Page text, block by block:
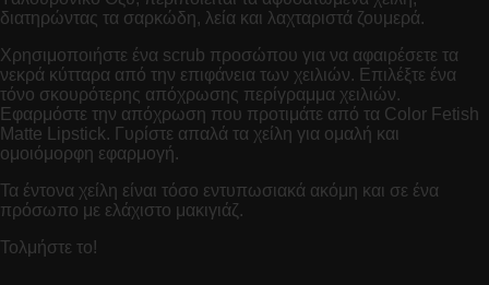
διατηρώντας τα σαρκώδη, λεία και λαχταριστά ζουμερά.
Χρησιμοποιήστε ένα scrub προσώπου για να αφαιρέσετε τα
νεκρά κύτταρα από την επιφάνεια των χειλιών. Επιλέξτε ένα
τόνο σκουρότερης απόχρωσης περίγραμμα χειλιών.
Εφαρμόστε την απόχρωση που προτιμάτε από τα Color Fetish
Matte Lipstick. Γυρίστε απαλά τα χείλη για ομαλή και
ομοιόμορφη εφαρμογή.
Τα έντονα χείλη είναι τόσο εντυπωσιακά ακόμη και σε ένα
πρόσωπο με ελάχιστο μακιγιάζ.
Τολμήστε το!